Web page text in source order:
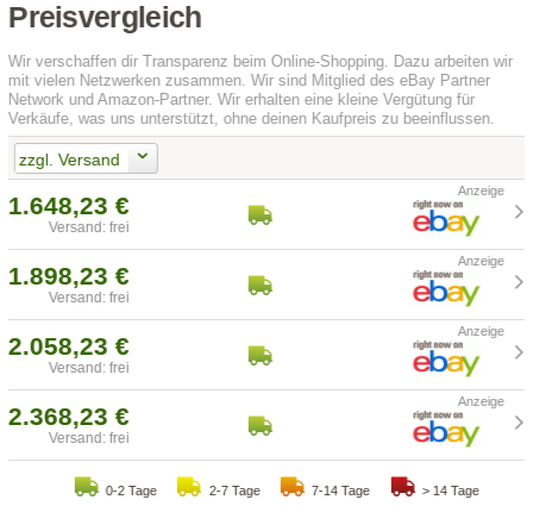
Preisvergleich
Wir verschaffen dir Transparenz beim Online-Shopping. Dazu arbeiten wir
mit vielen Netzwerken zusammen. Wir sind Mitglied des eBay Partner
Network und Amazon-Partner. Wir erhalten eine kleine Vergütung für
Verkäufe, was uns unterstützt, ohne deinen Kaufpreis zu beeinflussen.
zzgl. Versand
1.648,23 €
Versand: frei
1.898,23 €
Versand: frei
2.058,23 €
Versand: frei
2.368,23 €
Versand: frei
0-2 Tage 2-7 Tage 7-14 Tage > 14 Tage